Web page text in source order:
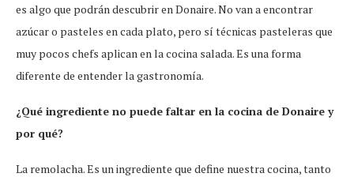
es algo que podrán descubrir en Donaire. No van a encontrar
azúcar o pasteles en cada plato, pero sí técnicas pasteleras que
muy pocos chefs aplican en la cocina salada. Es una forma
diferente de entender la gastronomía.
¿Qué ingrediente no puede faltar en la cocina de Donaire y
por qué?
La remolacha. Es un ingrediente que define nuestra cocina, tanto